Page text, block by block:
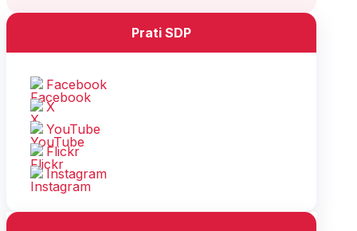
Prati SDP
Facebook
X
YouTube
Flickr
Instagram